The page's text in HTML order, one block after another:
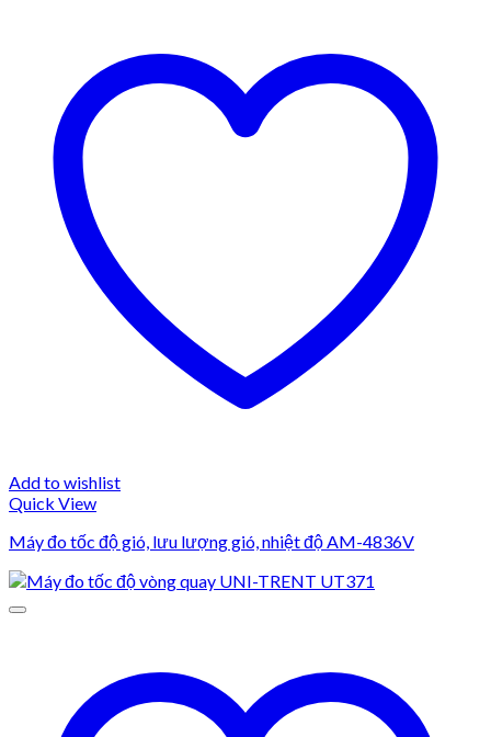
Add to wishlist
Quick View
Máy đo tốc độ gió, lưu lượng gió, nhiệt độ AM-4836V